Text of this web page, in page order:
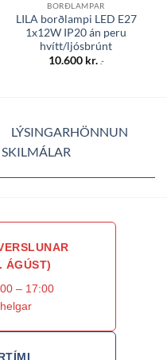
BORÐLAMPAR
LILA borðlampi LED E27
1x12W IP20 án peru
hvítt/ljósbrúnt
10.600 kr. .-
LÝSINGARHÖNNUN
SKILMÁLAR
ÁGÚST)
– 17:00